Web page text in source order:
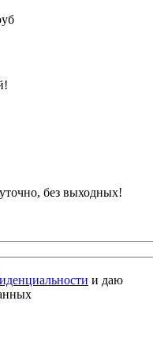
без выходных!
и даю